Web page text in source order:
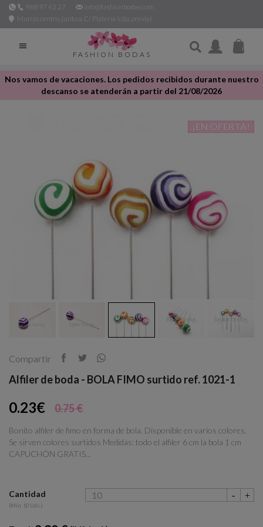
968 97 42 27
info@fashionbodas.com
Murcia centro, junto a C/ Platería (cita previa)

FASHION BODAS
Nos vamos de vacaciones. Los pedidos recibidos durante nuestro
descanso se atenderán a partir del 21/08/2026
¡EN OFERTA!
Compartir
Alfiler de boda - BOLA FIMO surtido ref. 1021-1
0.23€ 0.75 €
Bonito alfiler de fimo en forma de bola. Disponible en varios colores.
Se sirven colores surtidos Medidas: todo el alfiler 6 cm la bola 1 cm
CAPUCHÓN GRATIS...
Cantidad
(Min. 10 Uds.)